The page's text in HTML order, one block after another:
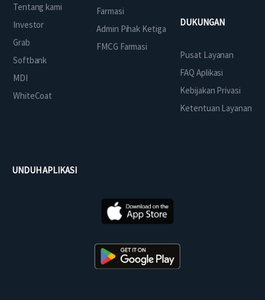
Tentang kami
Investor
Grab
Softbank
MDI
WhiteCoat
Farmasi
Admin Pihak Ketiga
FMCG Farmasi
DUKUNGAN
Pusat Layanan
FAQ Aplikasi
Kebijakan Privasi
Ketentuan Layanan
UNDUH APLIKASI